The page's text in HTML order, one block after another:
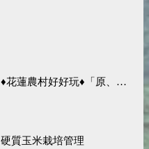
♦花蓮農村好好玩♦「原、生、慢、活」四條遊程推薦
硬質玉米栽培管理